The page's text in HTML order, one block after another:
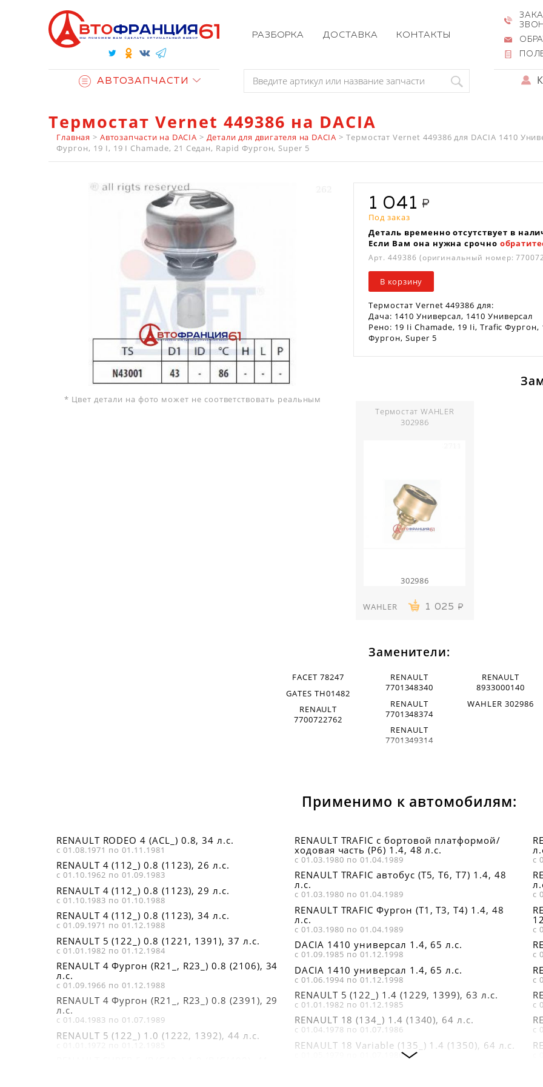
РАЗБОРКА ДОСТАВКА КОНТАКТЫ
АВТОЗАПЧАСТИ
Термостат Vernet 449386 на DACIA
Главная > Автозапчасти на DACIA > Детали для двигателя на DACIA > Термостат Vernet 449386 для DACIA 1410
Фургон, 19 I, 19 I Chamade, 21 Седан, Rapid Фургон, Super 5
* Цвет детали на фото может не соответствовать реальным
1 041
Под заказ
Деталь временно отсутствует в
Если Вам она нужна срочно
Арт.449386 (оригинальный номер:
В корзину
Термостат Vernet 449386 для:
Дача: 1410 Универсал, 1410 Универсал
Рено: 19 Ii Chamade, 19 Ii, Trafic Фургон,
Фургон, Super 5
Термостат WAHLER
302986
302986
WAHLER 1 025
Заменители:
FACET 78247
GATES TH01482
RENAULT
7700722762
RENAULT
7701348340
RENAULT
7701348374
RENAULT
7701349314
RENAULT
8933000140
WAHLER 302986
Применимо к автомобилям:
RENAULT RODEO 4 (ACL_) 0.8, 34 л.с.
с 01.08.1971 по 01.11.1981
RENAULT 4 (112_) 0.8 (1123), 26 л.с.
с 01.10.1962 по 01.09.1983
RENAULT 4 (112_) 0.8 (1123), 29 л.с.
с 01.10.1983 по 01.10.1988
RENAULT 4 (112_) 0.8 (1123), 34 л.с.
с 01.09.1971 по 01.12.1988
RENAULT 5 (122_) 0.8 (1221, 1391), 37 л.с.
с 01.01.1982 по 01.12.1984
RENAULT 4 Фургон (R21_, R23_) 0.8 (2106), 34
л.с.
с 01.09.1966 по 01.12.1988
RENAULT 4 Фургон (R21_, R23_) 0.8 (2391), 29
л.с.
с 01.04.1983 по 01.07.1989
RENAULT 5 (122_) 1.0 (1222, 1392), 44 л.с.
RENAULT TRAFIC c бортовой платформой/
ходовая часть (P6) 1.4, 48 л.с.
с 01.03.1980 по 01.04.1989
RENAULT TRAFIC автобус (T5, T6, T7) 1.4, 48
л.с.
с 01.03.1980 по 01.04.1989
RENAULT TRAFIC Фургон (T1, T3, T4) 1.4, 48
л.с.
с 01.03.1980 по 01.04.1989
DACIA 1410 универсал 1.4, 65 л.с.
с 01.09.1985 по 01.12.1998
DACIA 1410 универсал 1.4, 65 л.с.
с 01.06.1994 по 01.12.1998
RENAULT 5 (122_) 1.4 (1229, 1399), 63 л.с.
с 01.01.1982 по 01.12.1985
RENAULT 18 (134_) 1.4 (1340), 64 л.с.
с 01.04.1978 по 01.07.1986
RENAULT 18 Variable (135_) 1.4 (1350), 64 л.с.
с 01.05.1979 по 01.07.1986
с
с
с
с
с
с
с